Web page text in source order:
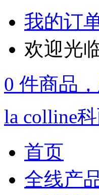
我的订
欢迎光
0 件商品
la colline
首页
全线产